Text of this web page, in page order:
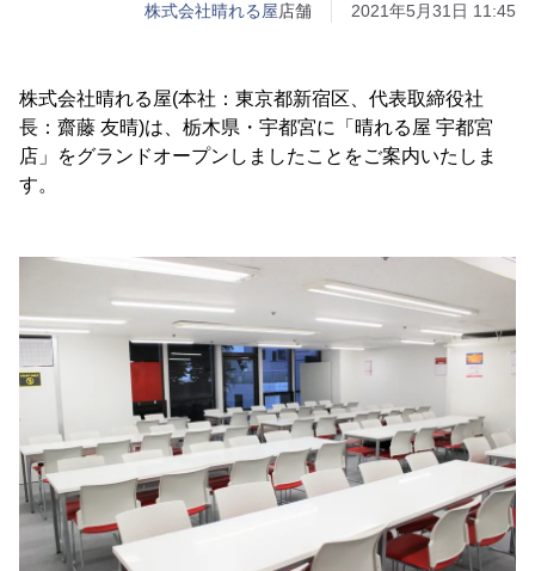
株式会社晴れる屋店舗 2021年5月31日 11:45
株式会社晴れる屋(本社：東京都新宿区、代表取締役社
長：齋藤 友晴)は、栃木県・宇都宮に「晴れる屋 宇都宮
店」をグランドオープンしましたことをご案内いたしま
す。